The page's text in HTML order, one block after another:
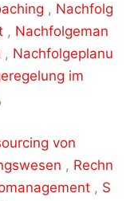
, Nachfolg
, Nachfolgeman
, Nachfolgeplanu
im
,
von
, Rechn
, S